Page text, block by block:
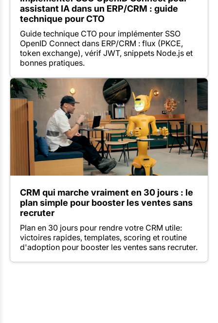
assistant IA dans un ERP/CRM : guide
technique pour CTO
Guide technique CTO pour implémenter SSO
OpenID Connect dans ERP/CRM : flux (PKCE,
token exchange), vérif JWT, snippets Node.js et
bonnes pratiques.
CRM qui marche vraiment en 30 jours : le
plan simple pour booster les ventes sans
recruter
Plan en 30 jours pour rendre votre CRM utile:
victoires rapides, templates, scoring et routine
d'adoption pour booster les ventes sans recruter.